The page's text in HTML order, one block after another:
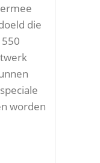
die
worden